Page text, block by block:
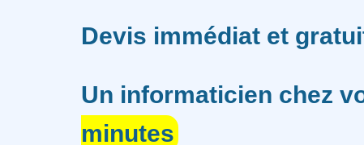
Devis immédiat et
Un informaticien chez
minutes